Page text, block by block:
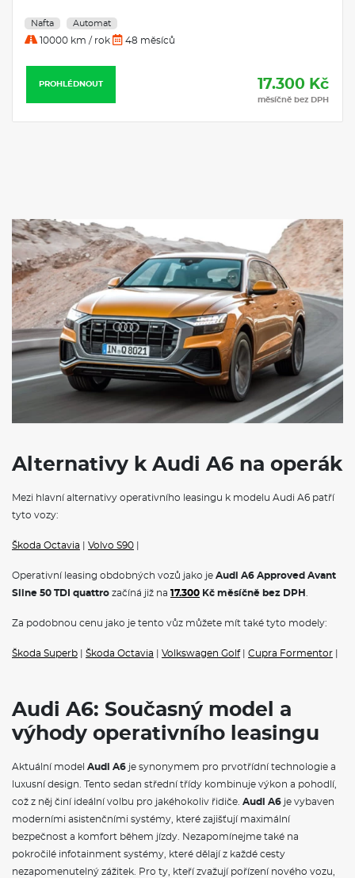
Nafta Automat
10000 km / rok 48 měsíců
PROHLÉDNOUT 17.300 Kč
měsíčně bez DPH
Alternativy k Audi A6 na operák
Mezi hlavní alternativy operativního leasingu k modelu Audi A6 patří
tyto vozy:
Škoda Octavia Volvo S90
Operativní leasing obdobných vozů jako je Audi A6 Approved Avant
Sline 50 TDI quattro začíná již na 17.300 Kč měsíčně bez DPH
Za podobnou cenu jako je tento vůz můžete mít také tyto modely:
Škoda Superb Škoda Octavia Volkswagen Golf| Cupra Formentor
Audi A6: Současný model a
výhody operativního leasingu
Aktuální model Audi A6 je synonymem pro prvotřídní technologie a
luxusní design. Tento sedan střední třídy kombinuje výkon a pohodlí,
což z něj činí ideální volbu pro jakéhokoliv řidiče. Audi A6 je vybaven
moderními asistenčními systémy, které zajišťují maximální
bezpečnost a komfort během jízdy. Nezapomínejme také na
pokročilé infotainment systémy, které dělají z každé cesty
nezapomenutelný zážitek. Pro ty, kteří zvažují pořízení nového vozu,